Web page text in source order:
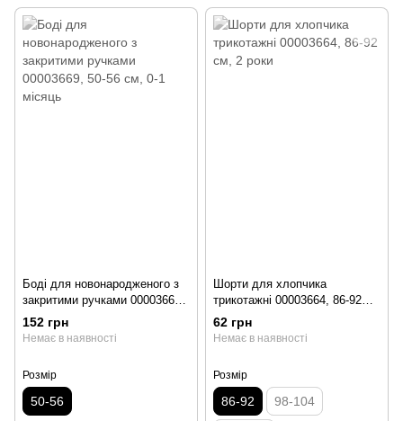
Боді для новонародженого з
закритими ручками 00003669,
50-56 см, 0-1 місяць
152 грн
Немає в наявності
Розмір
50-56
Шорти для хлопчика
трикотажні 00003664, 86-92
см, 2 роки
62 грн
Немає в наявності
Розмір
86-92 98-104